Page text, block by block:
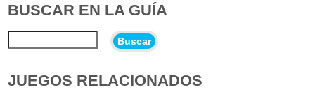
BUSCAR EN LA GUÍA
Buscar
JUEGOS RELACIONADOS